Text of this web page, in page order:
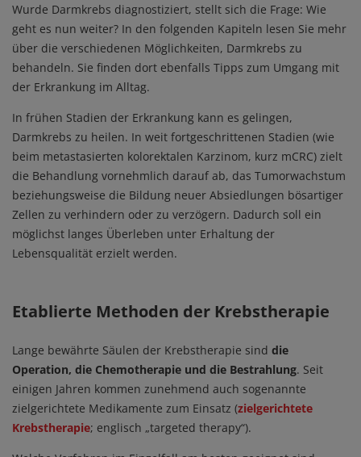
Wurde Darmkrebs diagnostiziert, stellt sich die Frage: Wie
geht es nun weiter? In den folgenden Kapiteln lesen Sie mehr
über die verschiedenen Möglichkeiten, Darmkrebs zu
behandeln. Sie finden dort ebenfalls Tipps zum Umgang mit
der Erkrankung im Alltag.
In frühen Stadien der Erkrankung kann es gelingen,
Darmkrebs zu heilen. In weit fortgeschrittenen Stadien (wie
beim metastasierten kolorektalen Karzinom, kurz mCRC) zielt
die Behandlung vornehmlich darauf ab, das Tumorwachstum
beziehungsweise die Bildung neuer Absiedlungen bösartiger
Zellen zu verhindern oder zu verzögern. Dadurch soll ein
möglichst langes Überleben unter Erhaltung der
Lebensqualität erzielt werden.
Etablierte Methoden der Krebstherapie
Lange bewährte Säulen der Krebstherapie sind die
Operation, die Chemotherapie und die Bestrahlung. Seit
einigen Jahren kommen zunehmend auch sogenannte
zielgerichtete Medikamente zum Einsatz (zielgerichtete
Krebstherapie; englisch „targeted therapy“).